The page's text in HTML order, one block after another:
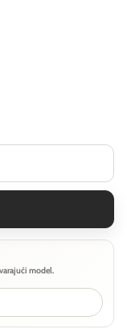
Ideal Lux CLIO
model.